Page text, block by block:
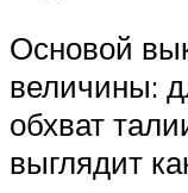
Основой
величины:
обхват
выглядит